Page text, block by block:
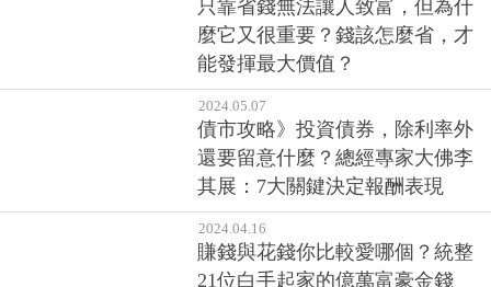
只靠省錢無法讓人致富，但為什
麼它又很重要？錢該怎麼省，才
能發揮最大價值？
2024.05.07
債市攻略》投資債券，除利率外
還要留意什麼？總經專家大佛李
其展：7大關鍵決定報酬表現
2024.04.16
賺錢與花錢你比較愛哪個？統整
21位白手起家的億萬富豪金錢